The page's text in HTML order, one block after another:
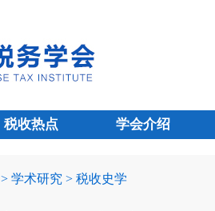
税收热点 学会介绍
> 学术研究 > 税收史学